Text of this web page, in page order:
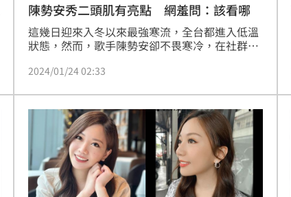
陳勢安秀二頭肌有亮點 網羞問：該看哪
這幾日迎來入冬以來最強寒流，全台都進入低溫
狀態，然而，歌手陳勢安卻不畏寒冷，在社群平
的二頭肌，透露自己在今年的尾牙祭完全沒有掉
勢安PO出的照片重點不知在哪，還害羞瘋喊：
「好大一包」。宋亭誼報導
2024/01/24 02:33